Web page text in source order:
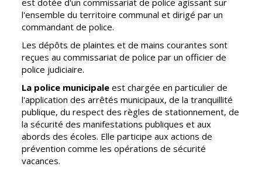
d'identité
État civil
Élections
Jumelages
Publication des
actes
administratifs
Journal
municipal
Actualités
Accueil avant
et après classe
éducative et
inclusion
Inscriptions
scolaires 2026-
2027
Enfance
jeunesse
est dotée d'un commissariat de police agissant sur
l'ensemble du territoire communal et dirigé par un
commandant de police.
Les dépôts de plaintes et de mains courantes sont
reçues au commissariat de police par un officier de
police judiciaire.
La police municipale est chargée en particulier de
l'application des arrêtés municipaux, de la tranquillité
publique, du respect des règles de stationnement, de
la sécurité des manifestations publiques et aux
abords des écoles. Elle participe aux actions de
prévention comme les opérations de sécurité
vacances.